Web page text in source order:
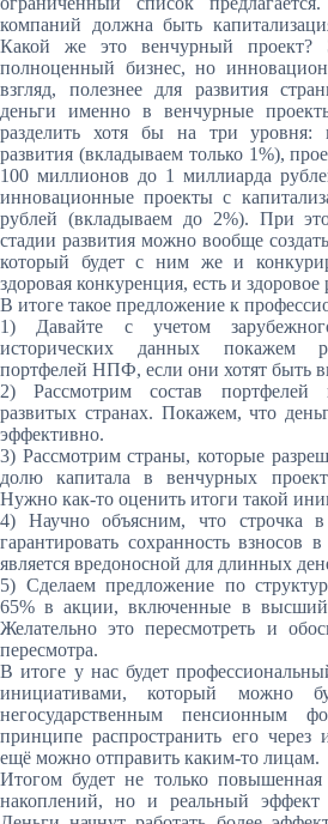
компаний должна быть
Какой же это венчурный
полноценный бизнес, но
взгляд, полезнее для развития
деньги именно в венчурные
разделить хотя бы на три уровня:
развития (вкладываем только 1%),
100 миллионов до 1 миллиарда
инновационные проекты с
рублей (вкладываем до 2%). При
стадии развития можно вообще
который будет с ним же и
здоровая конкуренция, есть и здоровое
В итоге такое предложение к
1) Давайте с учетом
исторических данных покажем
портфелей НПФ, если они хотят быть
2) Рассмотрим состав
развитых странах. Покажем, что
эффективно.
3) Рассмотрим страны, которые
долю капитала в венчурных
Нужно как-то оценить итоги такой
4) Научно объясним, что строчка
гарантировать сохранность взносов
является вредоносной для длинных
5) Сделаем предложение по
65% в акции, включенные в высший
Желательно это пересмотреть и
пересмотра.
В итоге у нас будет
инициативами, который можно
негосударственным пенсионным
принципе распространить его через
ещё можно отправить каким-то лицам.
Итогом будет не только повышенная
накоплений, но и реальный эффект